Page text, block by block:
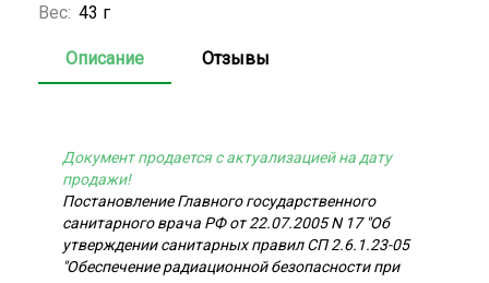
Вес: 43 г
Описание Отзывы
Документ продается с актуализацией на дату
продажи!
Постановление Главного государственного
санитарного врача РФ от 22.07.2005 N 17 "Об
утверждении санитарных правил СП 2.6.1.23-05
"Обеспечение радиационной безопасности при